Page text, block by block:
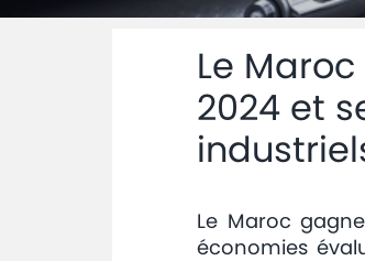
Le
2024 et
Le Maroc
économies